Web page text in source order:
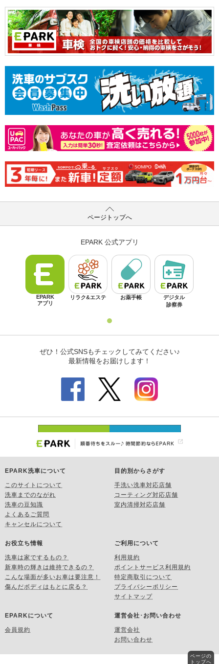
ページトップへ
EPARK洗車について
このサイトについて
洗車までのながれ
洗車の豆知識
よくあるご質問
キャンセルについて
目的別からさがす
手洗い洗車対応店舗
コーティング対応店舗
室内清掃対応店舗
お役立ち情報
洗車は家でするもの？
新車時の輝きは維持できるの？
こんな場面が多いお車は要注意！
傷んだボディはもとに戻る？
ご利用について
利用規約
ポイントサービス利用規約
特定商取引について
プライバシーポリシー
サイトマップ
EPARKについて
会員規約
運営会社･お問い合わせ
運営会社
お問い合わせ
ページの
トップへ